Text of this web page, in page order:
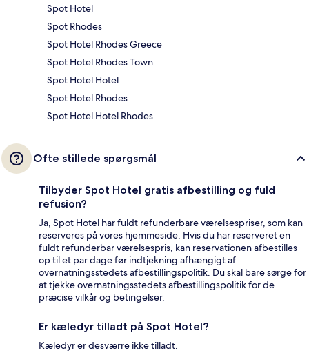
Spot Hotel
Spot Rhodes
Spot Hotel Rhodes Greece
Spot Hotel Rhodes Town
Spot Hotel Hotel
Spot Hotel Rhodes
Spot Hotel Hotel Rhodes
Ofte stillede spørgsmål
Tilbyder Spot Hotel gratis afbestilling og fuld
refusion?
Ja, Spot Hotel har fuldt refunderbare værelsespriser, som kan
reserveres på vores hjemmeside. Hvis du har reserveret en
fuldt refunderbar værelsespris, kan reservationen afbestilles
op til et par dage før indtjekning afhængigt af
overnatningsstedets afbestillingspolitik. Du skal bare sørge for
at tjekke overnatningsstedets afbestillingspolitik for de
præcise vilkår og betingelser.
Er kæledyr tilladt på Spot Hotel?
Kæledyr er desværre ikke tilladt.